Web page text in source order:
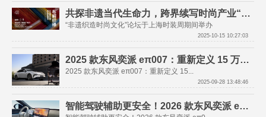
共探非遗当代生命力，跨界续写时尚产业“布解织缘”
“非遗织造时尚文化”论坛于上海时装周期间举办
2025-10-15 10:27:03
2025 款东风奕派 eπ007：重新定义 15 万级轿跑，驾驶乐趣随时解锁
2025 款东风奕派 eπ007：重新定义 15...
2025-09-28 13:48:46
智能驾驶辅助更安全！2026 款东风奕派 eπ008 新能源 SUV 解析